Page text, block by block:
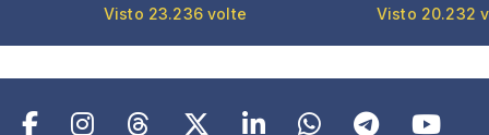
Visto 23.236 volte Visto 20.232